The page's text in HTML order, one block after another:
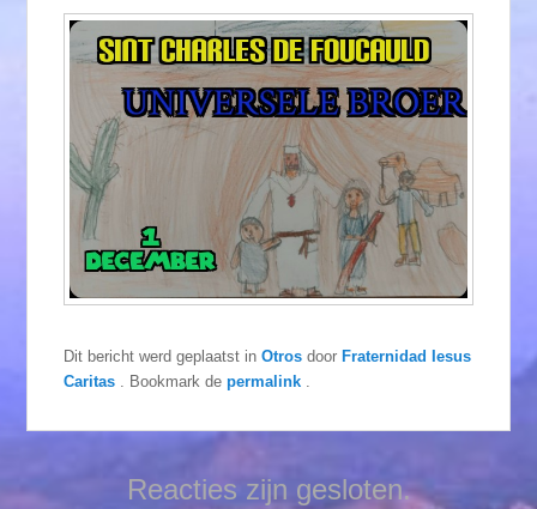
Dit bericht werd geplaatst inOtros door Fraternidad Iesus
Caritas . Bookmark depermalink .
Reacties zijn gesloten.